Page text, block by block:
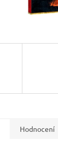
Hodnocení